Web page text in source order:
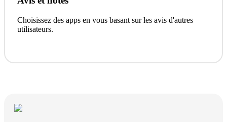
Choisissez des apps en vous basant sur les avis d'autres
utilisateurs.